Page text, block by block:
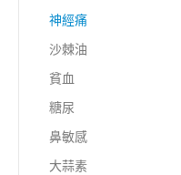
神經痛
沙棘油
貧血
糖尿
鼻敏感
大蒜素